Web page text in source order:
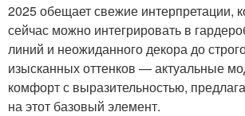
2025 обещает свежие интерпретации,
сейчас можно интегрировать в
линий и неожиданного декора до
изысканных оттенков — актуальные
комфорт с выразительностью,
на этот базовый элемент.